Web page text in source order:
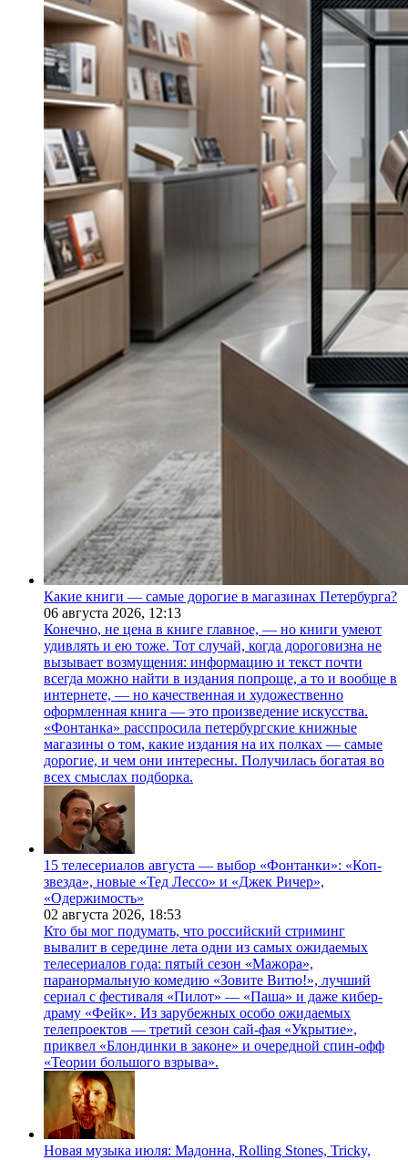
Какие книги — самые дорогие в магазинах Петербурга?
06 августа 2026, 12:13
Конечно, не цена в книге главное, — но книги умеют
удивлять и ею тоже. Тот случай, когда дороговизна не
вызывает возмущения: информацию и текст почти
всегда можно найти в издания попроще, а то и вообще в
интернете, — но качественная и художественно
оформленная книга — это произведение искусства.
«Фонтанка» расспросила петербургские книжные
магазины о том, какие издания на их полках — самые
дорогие, и чем они интересны. Получилась богатая во
всех смыслах подборка.
15 телесериалов августа — выбор «Фонтанки»: «Коп-
звезда», новые «Тед Лессо» и «Джек Ричер»,
«Одержимость»
02 августа 2026, 18:53
Кто бы мог подумать, что российский стриминг
вывалит в середине лета одни из самых ожидаемых
телесериалов года: пятый сезон «Мажора»,
паранормальную комедию «Зовите Витю!», лучший
сериал с фестиваля «Пилот» — «Паша» и даже кибер-
драму «Фейк». Из зарубежных особо ожидаемых
телепроектов — третий сезон сай-фая «Укрытие»,
приквел «Блондинки в законе» и очередной спин-офф
«Теории большого взрыва».
Новая музыка июля: Мадонна, Rolling Stones, Tricky,